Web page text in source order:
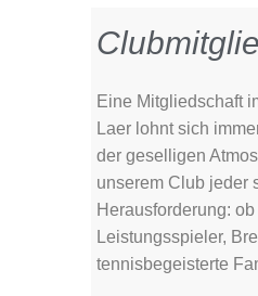
Eine Mitgliedschaft
Laer lohnt sich
der geselligen
unserem Club jeder
Herausforderung:
Leistungsspieler,
tennisbegeisterte